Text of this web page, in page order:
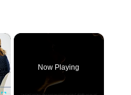
×
Now Playing